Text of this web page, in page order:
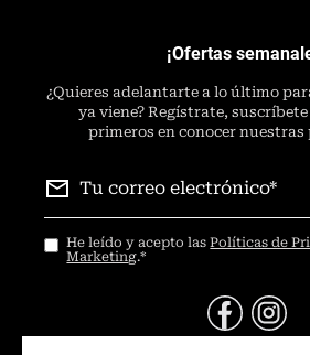
¡Ofertas
¿Quieres adelantarte a lo último
ya viene? Regístrate, suscríbete
primeros en conocer nuestras
He leído y acepto lasPolíticas de
Marketing.*